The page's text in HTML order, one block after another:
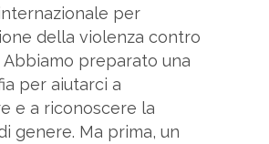
per
della violenza contro
Abbiamo preparato una
per aiutarci a
e a riconoscere la
genere. Ma prima, un